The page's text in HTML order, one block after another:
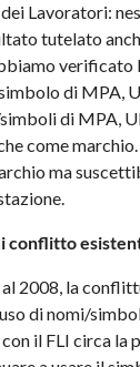
Lavoratori:
tutelato
verificato
di MPA,
di MPA,
come marchio.
ma
conflitto
2008, la
di nomi/
il FLI circa la